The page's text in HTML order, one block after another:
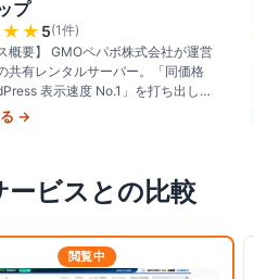
プ
5(1件)
概要】 GMOペパボ株式会社が運営
共有レンタルサーバー。「同価格
表示速度 No.1」を打ち出し、
台から始められる手軽さで個人ブ
→
ービスとの比較
閲覧中